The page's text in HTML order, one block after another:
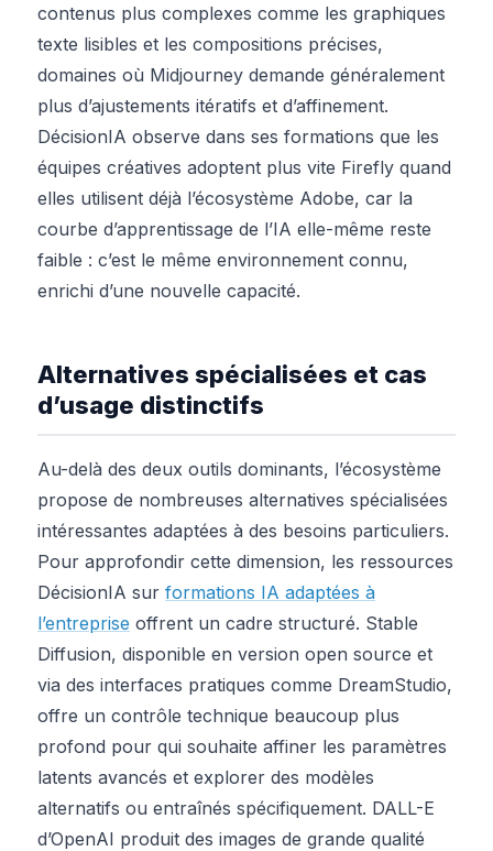
contenus plus complexes comme les graphiques
texte lisibles et les compositions précises,
domaines où Midjourney demande généralement
plus d’ajustements itératifs et d’affinement.
DécisionIA observe dans ses formations que les
équipes créatives adoptent plus vite Firefly quand
elles utilisent déjà l’écosystème Adobe, car la
courbe d’apprentissage de l’IA elle-même reste
faible : c’est le même environnement connu,
enrichi d’une nouvelle capacité.
Alternatives spécialisées et cas
d’usage distinctifs
Au-delà des deux outils dominants, l’écosystème
propose de nombreuses alternatives spécialisées
intéressantes adaptées à des besoins particuliers.
Pour approfondir cette dimension, les ressources
DécisionIA sur formations IA adaptées à
l’entreprise offrent un cadre structuré. Stable
Diffusion, disponible en version open source et
via des interfaces pratiques comme DreamStudio,
offre un contrôle technique beaucoup plus
profond pour qui souhaite affiner les paramètres
latents avancés et explorer des modèles
alternatifs ou entraînés spécifiquement. DALL-E
d’OpenAI produit des images de grande qualité